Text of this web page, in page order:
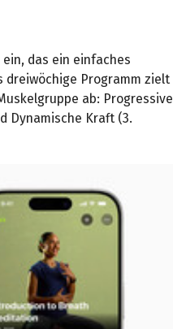
das ein einfaches
dreiwöchige Programm zielt
ab: Progressive
Dynamische Kraft (3.